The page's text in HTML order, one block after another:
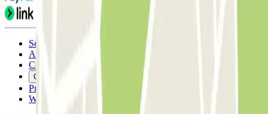
Servicevoorwaarden
Annuleringsvoorwaarden
Cookiebeleid
Cookies beheren
Privacybeleid
Whistleblowing